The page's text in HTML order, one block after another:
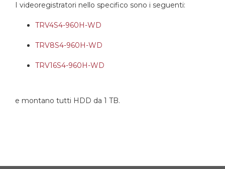
I videoregistratori nello specifico sono i seguenti:
TRV4S4-960H-WD
TRV8S4-960H-WD
TRV16S4-960H-WD
e montano tutti HDD da 1 TB.